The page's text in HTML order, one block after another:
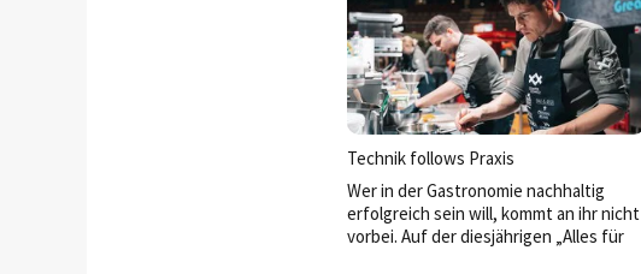
Technik follows Praxis
Wer in der Gastronomie nachhaltig
erfolgreich sein will, kommt an ihr nicht
vorbei. Auf der diesjährigen „Alles für